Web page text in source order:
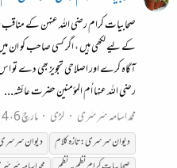
صحابیات کرام رضی اللہ عنہن کے
کے لیے لکھی ہیں ، اگر کسی صاحب کو ان
آگاہ کرے اور اصلاحی تجویز بھی دے تو
رضی اللہ عنہا اُم المؤمنین حضرت عائشہ...
محمد اسامہ سَرسَری
لڑی مارچ 6، 2014
دیوانسرسری: تازہ کلام دیوان